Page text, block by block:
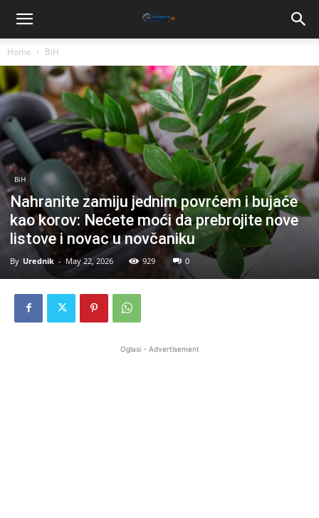
Home BiH
BiH
Nahranite zamiju jednim povrćem i bujaće
kao korov: Nećete moći da prebrojite nove
listove i novac u novčaniku
By Urednik - May 22, 2026 929 0
Oglasi - Advertisement